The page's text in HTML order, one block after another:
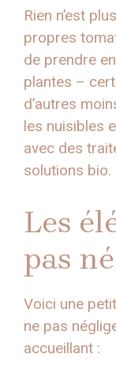
Rien n’est
propres
de prendre
plantes –
d’autres
les nuisibles
avec des
solutions bio.
Les
pas
Voici une
ne pas
accueillant :